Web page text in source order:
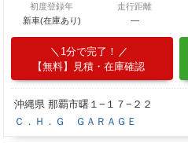
初度登録年
新車(在庫あり)
走行距離
―
1分で完了！
【無料】見積・在庫確認
沖縄県 那覇市曙１−１７−２２
Ｃ．Ｈ．Ｇ ＧＡＲＡＧＥ